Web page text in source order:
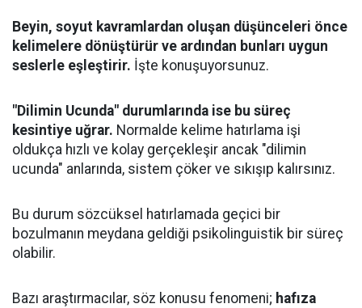
Beyin, soyut kavramlardan oluşan düşünceleri önce
kelimelere dönüştürür ve ardından bunları uygun
seslerle eşleştirir. İşte konuşuyorsunuz.
"Dilimin Ucunda" durumlarında ise bu süreç
kesintiye uğrar. Normalde kelime hatırlama işi
oldukça hızlı ve kolay gerçekleşir ancak "dilimin
ucunda" anlarında, sistem çöker ve sıkışıp kalırsınız.
Bu durum sözcüksel hatırlamada geçici bir
bozulmanın meydana geldiği psikolinguistik bir süreç
olabilir.
Bazı araştırmacılar, söz konusu fenomeni; hafıza